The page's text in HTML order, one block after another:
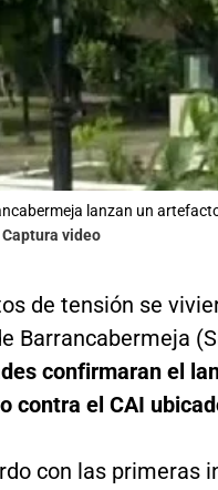
lanzan un
video
de tensión se
Barrancabermeja
confirmaran el
contra el CAI
con las primeras